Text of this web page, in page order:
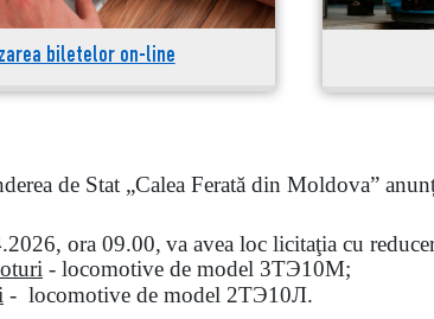
biletelor on-line
de Stat „Calea Ferată din Moldova”
ora 09.00, va avea loc licitaţia cu
- locomotive de model 3ТЭ10М;
- locomotive de model 2ТЭ10Л.